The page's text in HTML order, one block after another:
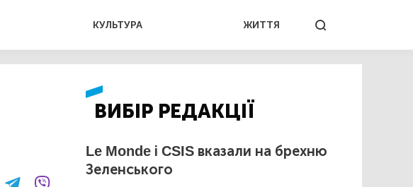
КУЛЬТУРА ЖИТТЯ
ВИБІР РЕДАКЦІЇ
Le Monde і CSIS вказали на брехню
Зеленського